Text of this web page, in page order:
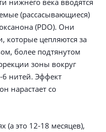
нижнего века вводятся
(рассасывающиеся)
(PDO). Они
которые цепляются за
более подтянутом
зоны вокруг
6 нитей. Эффект
нарастает со
(а это 12-18 месяцев),